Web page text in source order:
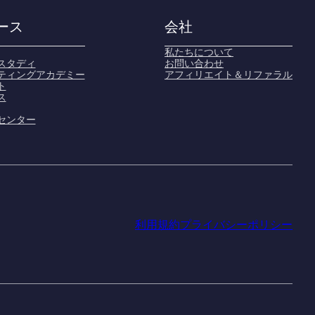
ス
タディ
ィングアカデミー
ンター
会社
私たちについて
お問い合わせ
アフィリエイト＆リファラル
利用規約プライバシーポリシー